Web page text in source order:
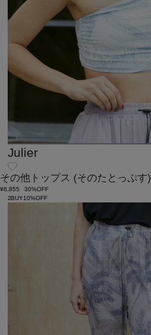
Julier
その他トップス (そのたとっぷす)
¥8,855
30%OFF
2BUY10%OFF